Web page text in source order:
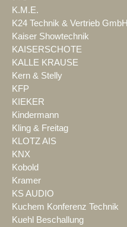
K.M.E.
K24 Technik & Vertrieb GmbH
Kaiser Showtechnik
KAISERSCHOTE
KALLE KRAUSE
Kern & Stelly
KFP
KIEKER
Kindermann
Kling & Freitag
KLOTZ AIS
KNX
Kobold
Kramer
KS AUDIO
Kuchem Konferenz Technik
Kuehl Beschallung